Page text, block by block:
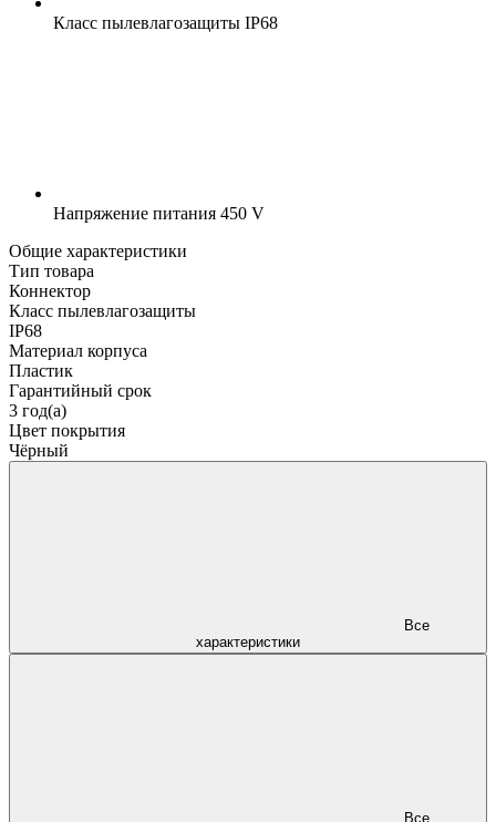
Класс пылевлагозащиты IP68
Напряжение питания 450 V
Общие характеристики
Тип товара
Коннектор
Класс пылевлагозащиты
IP68
Материал корпуса
Пластик
Гарантийный срок
3 год(а)
Цвет покрытия
Чёрный
характеристики